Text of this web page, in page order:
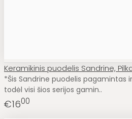
Keramikinis puodelis Sandrine,
*Šis Sandrine puodelis pagamintas
todėl visi šios serijos gamin..
€1600